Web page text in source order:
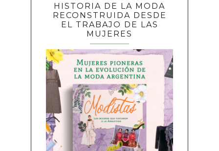
HISTORIA DE LA MODA
RECONSTRUIDA DESDE
EL TRABAJO DE LAS
MUJERES